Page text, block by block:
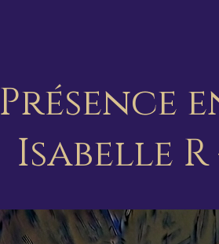
Présence
Isabelle